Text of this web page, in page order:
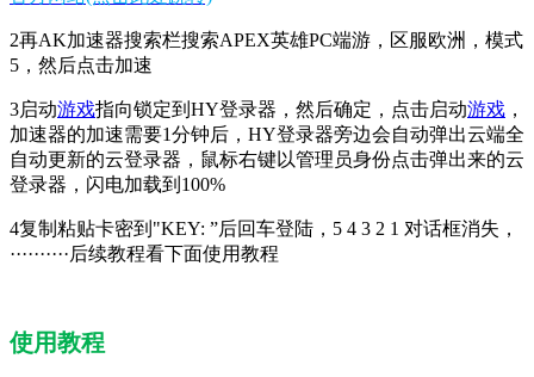
2再AK加速器搜索栏搜索APEX英雄PC端游，区服欧洲，模式
5，然后点击加速
3启动游戏指向锁定到HY登录器，然后确定，点击启动游戏 ，
加速器的加速需要1分钟后，HY登录器旁边会自动弹出云端全
自动更新的云登录器，鼠标右键以管理员身份点击弹出来的云
登录器，闪电加载到100%
4复制粘贴卡密到"KEY: ”后回车登陆，5 4 3 2 1 对话框消失，
··········后续教程看下面使用教程
使用教程